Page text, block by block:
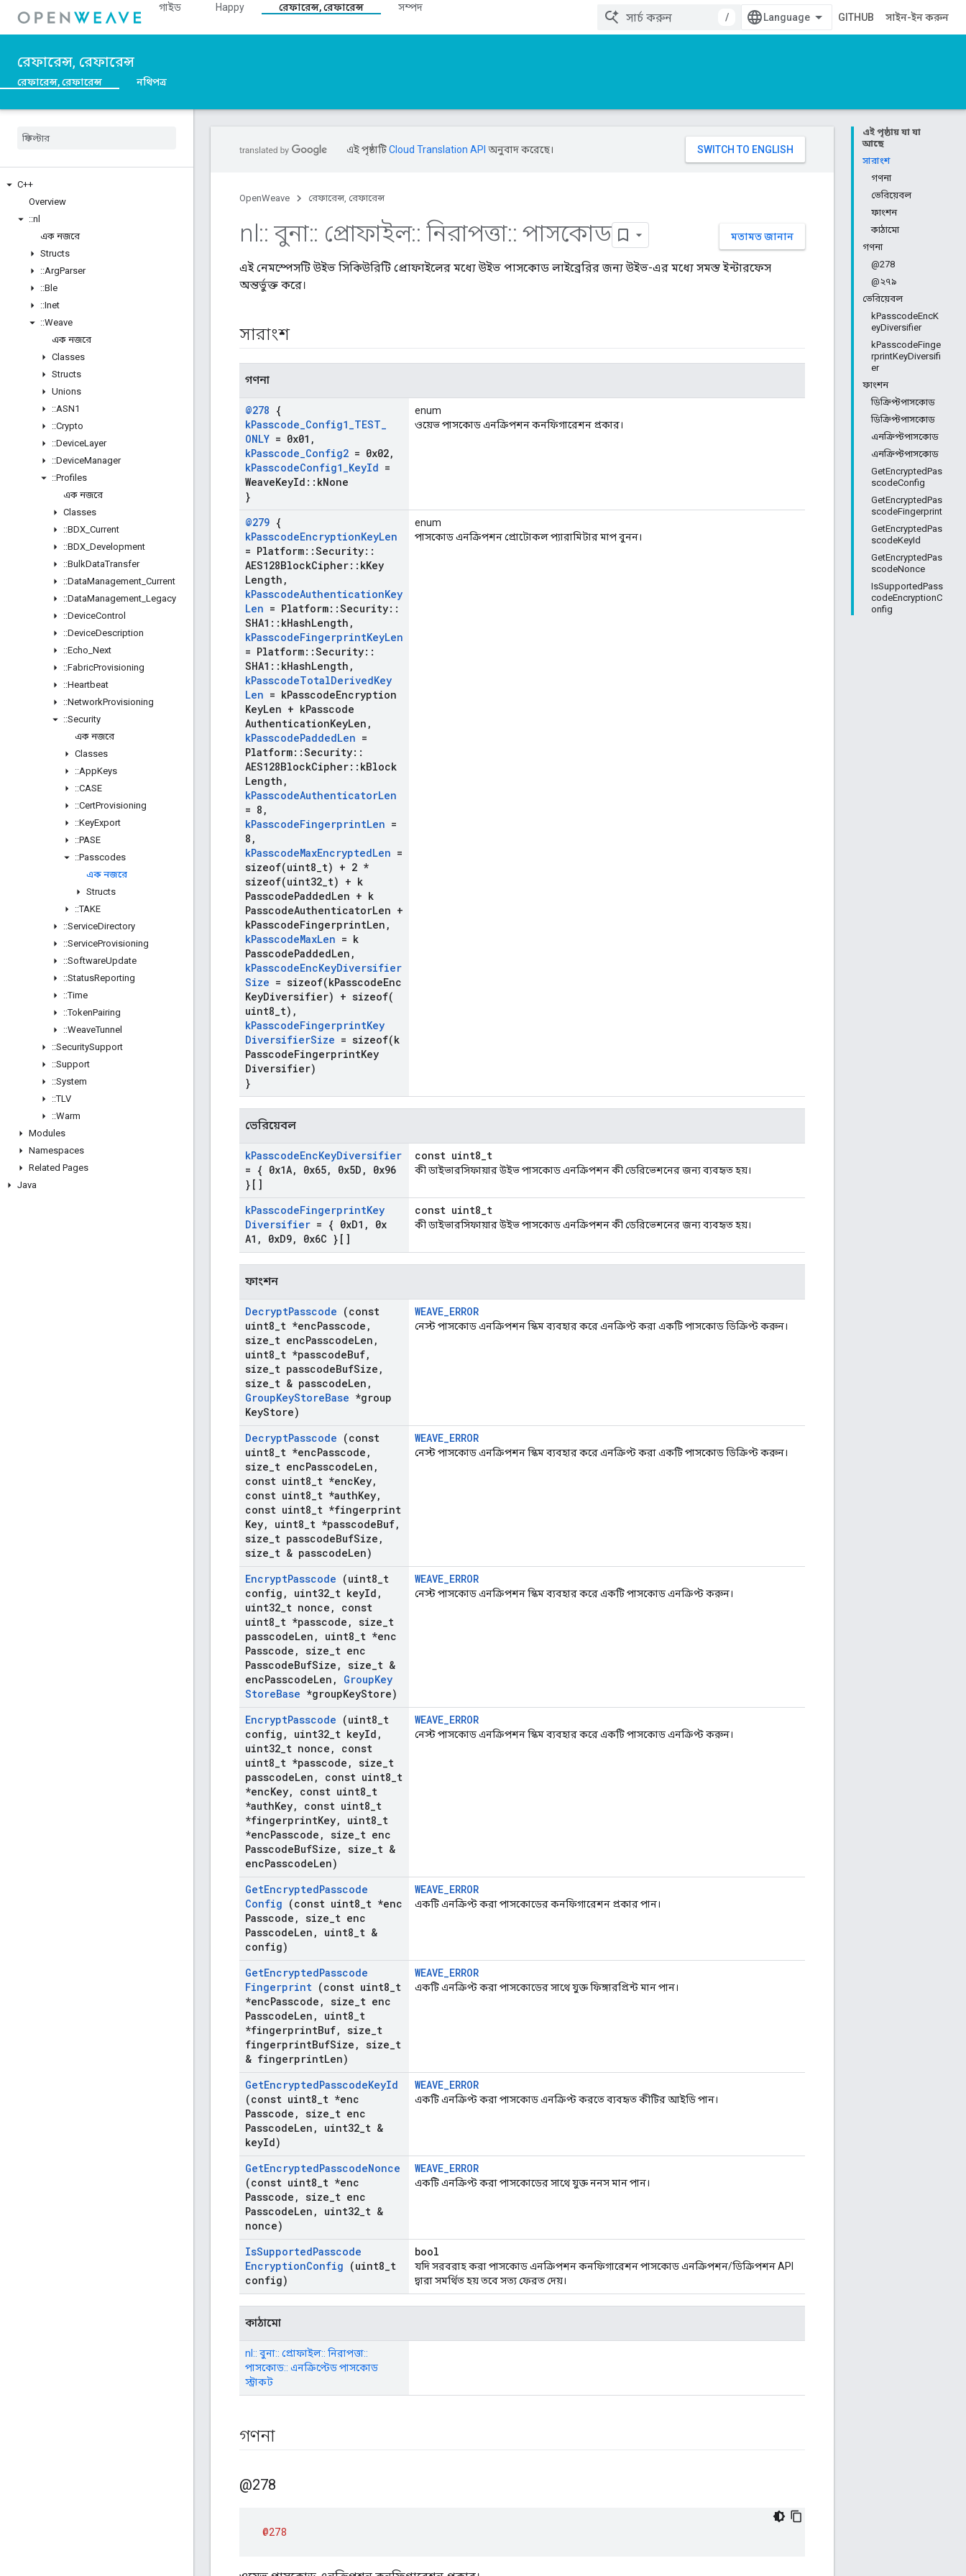
গাইড Happy রেফারেন্স, রেফারেন্স
সম্পদ
/
GITHUB সাইন-ইন করুন
রেফারেন্স, রেফারেন্স
রেফারেন্স, রেফারেন্স নথিপত্র
C++
Overview
::nl
এক নজরে
Structs
::ArgParser
::Ble
::Inet
::Weave
এক নজরে
Classes
Structs
Unions
::ASN1
::Crypto
::DeviceLayer
::DeviceManager
::Profiles
এক নজরে
Classes
::BDX Current
::BDX Development
::BulkDataTransfer
::DataManagement Current
::DataManagement Legacy
::DeviceControl
::DeviceDescription
::Echo Next
::FabricProvisioning
::Heartbeat
::NetworkProvisioning
::Security
এক নজরে
Classes
::AppKeys
::CASE
::CertProvisioning
::KeyExport
::PASE
::Passcodes
এক নজরে
Structs
::TAKE
::ServiceDirectory
::ServiceProvisioning
::SoftwareUpdate
::StatusReporting
::Time
::TokenPairing
::WeaveTunnel
::SecuritySupport
::Support
::System
::TLV
::Warm
Modules
Namespaces
Related Pages
Java
এই পৃষ্ঠায় যা যা
আছে
সারাংশ
গণনা
ভেরিয়েবল
ফাংশন
কাঠামো
গণনা
@278
@২৭৯
ভেরিয়েবল
kPasscodeEncK
eyDiversifier
kPasscodeFinge
rprintKeyDiversifi
er
ফাংশন
ডিক্রিপ্টপাসকোড
ডিক্রিপ্টপাসকোড
এনক্রিপ্টপাসকোড
এনক্রিপ্টপাসকোড
GetEncryptedPas
scodeConfig
GetEncryptedPas
scodeFingerprint
GetEncryptedPas
scodeKeyId
GetEncryptedPas
scodeNonce
IsSupportedPass
codeEncryptionC
onfig
এই পৃষ্ঠাটিCloud Translation API অনুবাদ করেছে।
OpenWeave রেফারেন্স, রেফারেন্স
মতামত জানান
nl:: বুনা:: প্রোফাইল:: নিরাপত্তা:: পাসকোড
এই নেমস্পেসটি উইভ সিকিউরিটি প্রোফাইলের মধ্যে উইভ পাসকোড লাইব্রেরির জন্য উইভ-এর মধ্যে সমস্ত ইন্টারফেস
অন্তর্ভুক্ত করে।
সারাংশ
গণনা
@278 {
kPasscode_Config1_TEST_
ONLY = 0x01 ,
kPasscode_Config2 = 0x02,
kPasscodeConfig1_KeyId =
WeaveKeyId :: kNone
}
enum
ওয়েভ পাসকোড এনক্রিপশন কনফিগারেশন প্রকার।
@279 {
kPasscodeEncryptionKeyLen
= Platform::Security::
AES128BlockCipher:: kKey
Length ,
kPasscodeAuthenticationKey
Len = Platform::Security::
SHA1 :: kHashLength ,
kPasscodeFingerprintKeyLen
= Platform::Security::
SHA1 :: kHashLength ,
kPasscodeTotalDerivedKey
Len = kPasscodeEncryption
KeyLen + kPasscode
AuthenticationKeyLen ,
kPasscodePaddedLen =
Platform::Security::
AES128BlockCipher:: kBlock
Length ,
kPasscodeAuthenticatorLen
= 8 ,
kPasscodeFingerprintLen =
8 ,
kPasscodeMaxEncryptedLen =
sizeof(uint8 t) + 2 *
sizeof(uint32 t) + k
PasscodePaddedLen + k
PasscodeAuthenticatorLen +
kPasscodeFingerprintLen ,
kPasscodeMaxLen = k
PasscodePaddedLen ,
kPasscodeEncKeyDiversifier
Size = sizeof(kPasscodeEnc
KeyDiversifier) + sizeof(
uint8 t) ,
kPasscodeFingerprintKey
DiversifierSize = sizeof(k
PasscodeFingerprintKey
Diversifier)
}
enum
পাসকোড এনক্রিপশন প্রোটোকল প্যারামিটার মাপ বুনন।
ভেরিয়েবল
kPasscodeEncKeyDiversifier
= { 0x1A, 0x65, 0x5D ,
0x96
}[]
const uint8_t
কী ডাইভারসিফায়ার উইভ পাসকোড এনক্রিপশন কী ডেরিভেশনের জন্য ব্যবহৃত হয়।
kPasscodeFingerprintKey
Diversifier = { 0xD1 ,
0x
A1 , 0xD9, 0x6C }[]
const uint8_t
কী ডাইভারসিফায়ার উইভ পাসকোড এনক্রিপশন কী ডেরিভেশনের জন্য ব্যবহৃত হয়।
ফাংশন
DecryptPasscode (const
uint8 t *encPasscode ,
size t encPasscodeLen ,
uint8 t *passcodeBuf,
size t passcodeBufSize ,
size t & passcodeLen ,
GroupKeyStoreBase *group
KeyStore)
WEAVE_ERROR
নেস্ট পাসকোড এনক্রিপশন স্কিম ব্যবহার করে এনক্রিপ্ট করা একটি পাসকোড ডিক্রিপ্ট করুন।
DecryptPasscode (const
uint8 t *encPasscode ,
size t encPasscodeLen ,
const uint8 t *encKey,
const uint8 t *authKey,
const uint8 t *fingerprint
Key, uint8 t *passcodeBuf,
size t passcodeBufSize ,
size t & passcodeLen)
WEAVE_ERROR
নেস্ট পাসকোড এনক্রিপশন স্কিম ব্যবহার করে এনক্রিপ্ট করা একটি পাসকোড ডিক্রিপ্ট করুন।
EncryptPasscode (uint8 t
config , uint32 t keyId ,
uint32 t nonce ,
const
uint8 t *passcode , size t
passcodeLen , uint8 t *enc
Passcode , size t enc
PasscodeBufSize , size t &
encPasscodeLen , GroupKey
StoreBase *groupKeyStore)
WEAVE_ERROR
নেস্ট পাসকোড এনক্রিপশন স্কিম ব্যবহার করে একটি পাসকোড এনক্রিপ্ট করুন।
EncryptPasscode (uint8 t
config , uint32 t keyId ,
uint32 t nonce ,
const
uint8 t *passcode , size t
passcodeLen , const uint8 t
*encKey, const uint8 t
*authKey, const uint8 t
*fingerprintKey, uint8 t
*encPasscode , size t enc
PasscodeBufSize , size t &
encPasscodeLen)
WEAVE_ERROR
নেস্ট পাসকোড এনক্রিপশন স্কিম ব্যবহার করে একটি পাসকোড এনক্রিপ্ট করুন।
GetEncryptedPasscode
Config (const uint8 t *enc
Passcode , size t enc
PasscodeLen , uint8 t &
config)
WEAVE_ERROR
একটি এনক্রিপ্ট করা পাসকোডের কনফিগারেশন প্রকার পান।
GetEncryptedPasscode
Fingerprint (const uint8 t
*encPasscode , size t enc
PasscodeLen , uint8 t
*fingerprintBuf, size t
fingerprintBufSize , size t
& fingerprintLen)
WEAVE_ERROR
একটি এনক্রিপ্ট করা পাসকোডের সাথে যুক্ত ফিঙ্গারপ্রিন্ট মান পান।
GetEncryptedPasscodeKeyId
(const uint8 t *enc
Passcode , size t enc
PasscodeLen , uint32 t &
keyId)
WEAVE_ERROR
একটি এনক্রিপ্ট করা পাসকোড এনক্রিপ্ট করতে ব্যবহৃত কীটির আইডি পান।
GetEncryptedPasscodeNonce
(const uint8 t *enc
Passcode , size t enc
PasscodeLen , uint32 t &
nonce)
WEAVE_ERROR
একটি এনক্রিপ্ট করা পাসকোডের সাথে যুক্ত ননস মান পান।
IsSupportedPasscode
EncryptionConfig (uint8 t
config)
bool
যদি সরবরাহ করা পাসকোড এনক্রিপশন কনফিগারেশন পাসকোড এনক্রিপশন/ডিক্রিপশন API
দ্বারা সমর্থিত হয় তবে সত্য ফেরত দেয়।
কাঠামো
nl:: বুনা:: প্রোফাইল:: নিরাপত্তা::
পাসকোড:: এনক্রিপ্টেড পাসকোড
স্ট্রাকট
গণনা
@278
@278